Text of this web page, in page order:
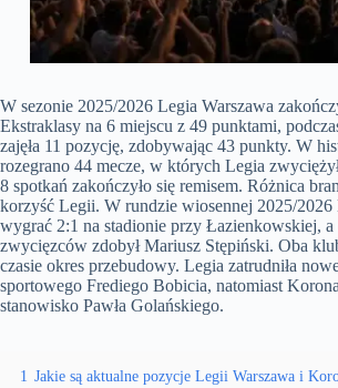
W sezonie 2025/2026 Legia Warszawa
Ekstraklasy na 6 miejscu z 49 punktami,
zajęła 11 pozycję, zdobywając 43 punkty. W
rozegrano 44 mecze, w których Legia
8 spotkań zakończyło się remisem. Różnica
korzyść Legii. W rundzie wiosennej 2025/2026
wygrać 2:1 na stadionie przy Łazienkowskiej,
zwycięzców zdobył Mariusz Stępiński. Oba
czasie okres przebudowy. Legia zatrudniła
sportowego Frediego Bobicia, natomiast
stanowisko Pawła Golańskiego.
1 Jakie są aktualne pozycje Legii Warszawa i